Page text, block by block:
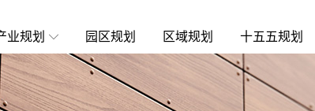
业规划 园区规划 区域规划 十五五规划